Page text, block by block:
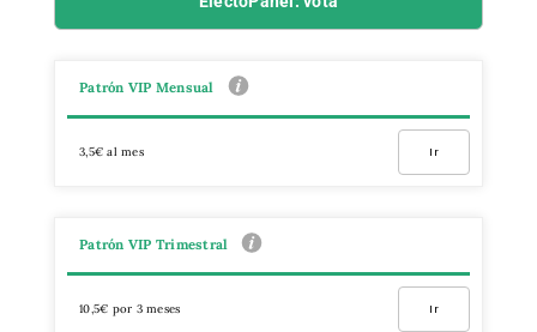
Patrón VIP Mensual
3,5€ al mes Ir
Patrón VIP Trimestral
10,5€ por 3 meses Ir